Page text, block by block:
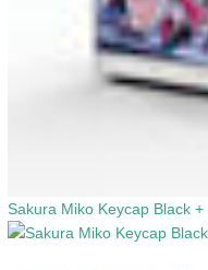
Sakura Miko Keycap Black +